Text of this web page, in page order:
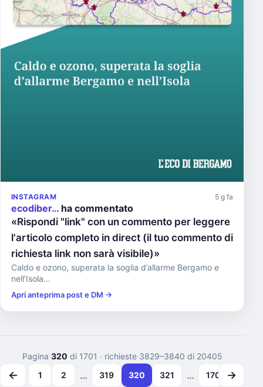
INSTAGRAM 5 g fa
ecodiber… ha commentato
«Rispondi "link" con un commento per leggere
l'articolo completo in direct (il tuo commento di
richiesta link non sarà visibile)»
Caldo e ozono, superata la soglia d’allarme Bergamo e
nell’Isola...
Apri anteprima post e DM →
Pagina 320 di 1701 · richieste 3829–3840 di 20405
← 1 2 … 319 320 321 … 1700 →